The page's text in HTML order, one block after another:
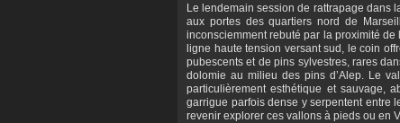
Le lendemain session de rattrapage dans
aux portes des quartiers nord de
inconsciemment rebuté par la proximité
ligne haute tension versant sud, le coin
pubescents et de pins sylvestres, rares
dolomie au milieu des pins d’Alep. Le
particulièrement esthétique et sauvage,
garrigue parfois dense y serpentent entre
revenir explorer ces vallons à pieds ou en